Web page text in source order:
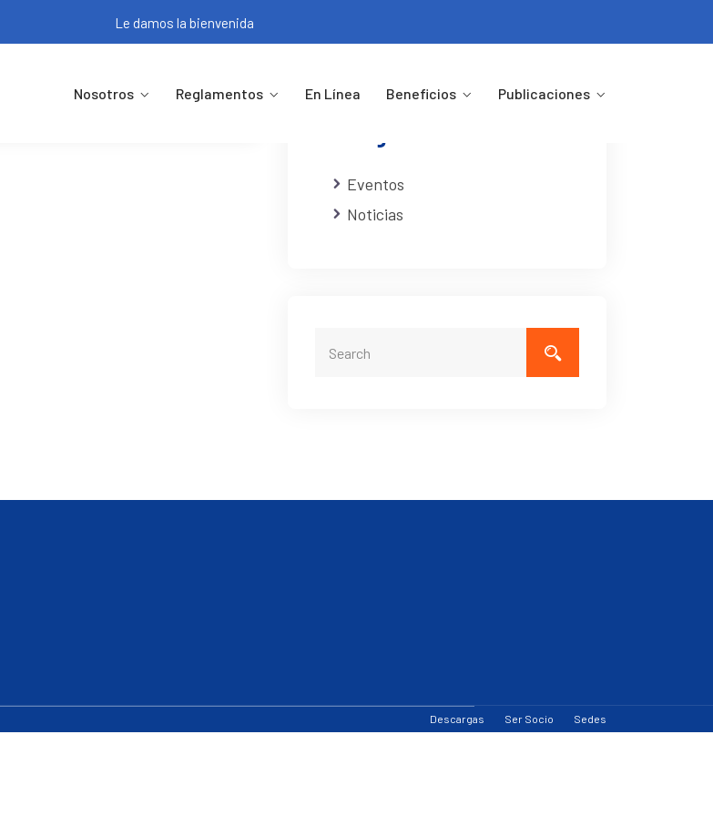
Le damos la bienvenida
Nosotros Reglamentos En Línea Beneficios Publicaciones
Eventos
Noticias
Descargas Ser Socio Sedes